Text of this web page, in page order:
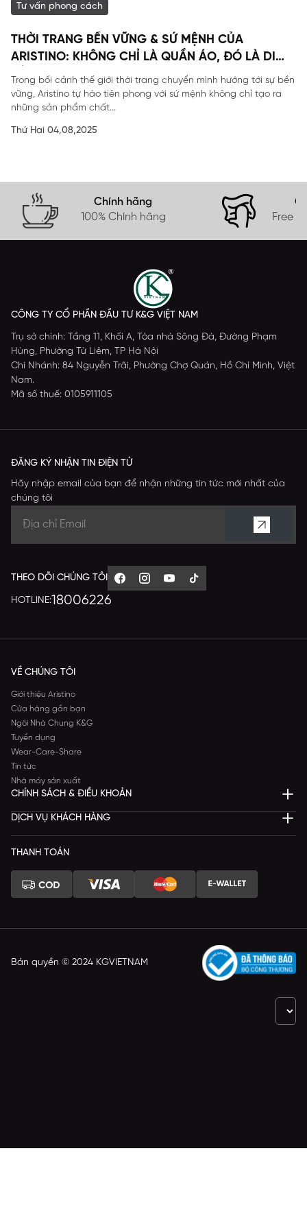
Tư vấn phong cách
THỜI TRANG BỀN VỮNG & SỨ MỆNH CỦA
ARISTINO: KHÔNG CHỈ LÀ QUẦN ÁO, ĐÓ LÀ DI
SẢN
Trong bối cảnh thế giới thời trang chuyển mình hướng tới sự bền
vững, Aristino tự hào tiên phong với sứ mệnh không chỉ tạo ra
những sản phẩm chất...
Thứ Hai 04,08,2025
Chính hãng
100% Chính hãng
Free
CÔNG TY CỔ PHẦN ĐẦU TƯ K&G VIỆT NAM
Trụ sở chính: Tầng 11, Khối A, Tòa nhà Sông Đà, Đường Phạm
Hùng, Phường Từ Liêm, TP Hà Nội
Chi Nhánh: 84 Nguyễn Trãi, Phường Chợ Quán, Hồ Chí Minh, Việt
Nam.
Mã số thuế: 0105911105
ĐĂNG KÝ NHẬN TIN ĐIỆN TỬ
Hãy nhập email của bạn để nhận những tin tức mới nhất của
chúng tôi
THEO DÕI CHÚNG TÔI
HOTLINE:18006226
VỀ CHÚNG TÔI
Giới thiệu Aristino
Cửa hàng gần bạn
Ngôi Nhà Chung K&G
Tuyển dụng
Wear-Care-Share
Tin tức
Nhà máy sản xuất
CHÍNH SÁCH & ĐIỀU KHOẢN
DỊCH VỤ KHÁCH HÀNG
THANH TOÁN
Bản quyền © 2024 KGVIETNAM